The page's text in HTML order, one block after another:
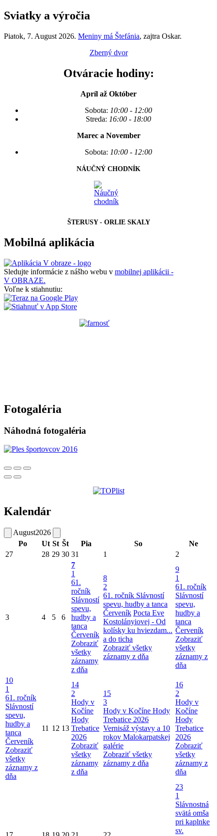
Sviatky a výročia
Piatok, 7. August 2026. Meniny má Štefánia, zajtra Oskar.
Zberný dvor
Otváracie hodiny:
Apríl až Október
Sobota: 10:00 - 12:00
Streda: 16:00 - 18:00
Marec a November
Sobota: 10:00 - 12:00
NÁUČNÝ CHODNÍK
ŠTERUSY - ORLIE SKALY
Mobilná aplikácia
Sledujte informácie z nášho webu v mobilnej aplikácii -
V OBRAZE.
Voľne k stiahnutiu:
Fotogaléria
Náhodná fotogaléria
Kalendár
August2026
Po
Ut St Št Pia So
Ne
27
28 29 30 31 1 2
3 4 5 6
7
1
61.
ročník
Slávností
spevu,
hudby a
tanca
Červeník
Zobraziť
všetky
záznamy
z dňa
8
2
61. ročník Slávností
spevu, hudby a tanca
Červeník Pocta Eve
Kostolányiovej - Od
kolísky ku hviezdam...
a do ticha
Zobraziť všetky
záznamy z dňa
9
1
61. ročník
Slávností
spevu,
hudby a
tanca
Červeník
Zobraziť
všetky
záznamy z
dňa
10
1
61. ročník
Slávností
spevu,
hudby a
tanca
Červeník
Zobraziť
všetky
záznamy z
dňa
11 12 13
14
2
Hody v
Kočíne
Hody
Trebatice
2026
Zobraziť
všetky
záznamy
z dňa
15
3
Hody v Kočíne Hody
Trebatice 2026
Vernisáž výstavy a 10
rokov Malokarpatskej
galérie
Zobraziť všetky
záznamy z dňa
16
2
Hody v
Kočíne
Hody
Trebatice
2026
Zobraziť
všetky
záznamy z
dňa
23
1
Slávnostná
svätá omša
pri kaplnke
sv.